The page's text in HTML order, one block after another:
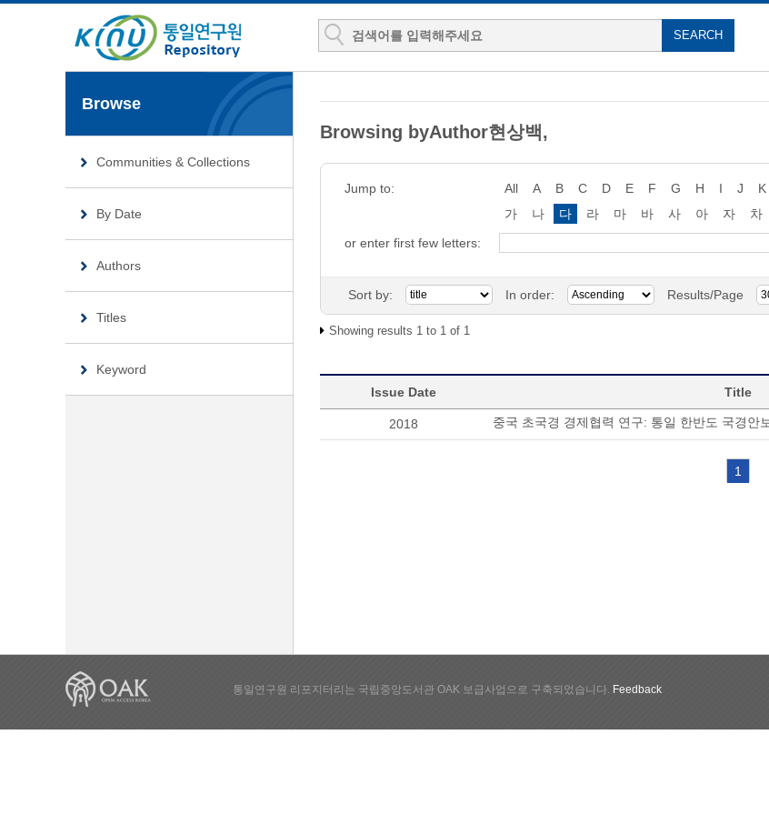
Browse
Communities & Collections
By Date
Authors
Titles
Keyword
Browsing byAuthor현상백,
Jump to: All A B C D E F G H I J K
가
나 다 라 마 바 사 아 자 차
or enter first few letters:
Sort by: In order: Results/Page
Showing results 1 to 1 of 1
Issue Date Title
2018 중국 초국경 경제협력 연구: 통일 한반도 국경안
1
통일연구원 리포지터리는 국립중앙도서관 OAK 보급사업으로 구축되었습니다. Feedback